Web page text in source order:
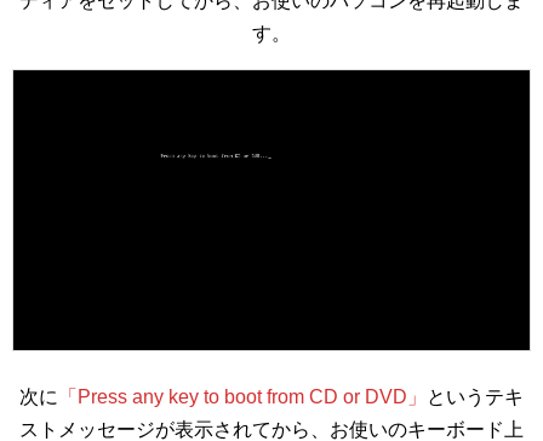
す。
次に 「Press any key to boot from CD or DVD」
というテキ
ストメッセージが表示されてから、お使いのキーボード上